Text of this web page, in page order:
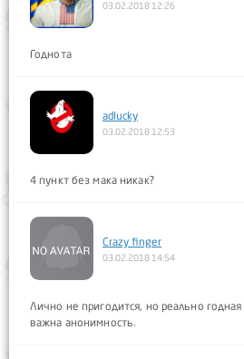
03.02.2018 12:26
Годнота
adlucky
03.02.2018 12:53
4 пункт без мака никак?
Crazy finger
03.02.2018 14:54
Лично не пригодится, но реально годная
важна анонимность.